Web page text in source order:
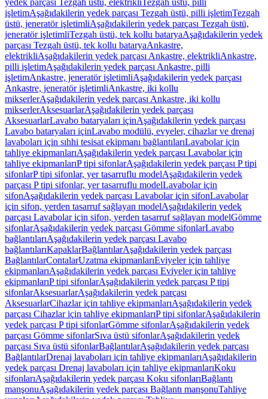
yedek parçası Tezgah üstü, elektrikli Tezgah üstü, pilli
işletimAşağıdakilerin yedek parçası Tezgah üstü, pilli işletimTezgah
üstü, jeneratör işletimliAşağıdakilerin yedek parçası Tezgah üstü,
jeneratör işletimliTezgah üstü, tek kollu bataryaAşağıdakilerin yedek
parçası Tezgah üstü, tek kollu bataryaAnkastre,
elektrikliAşağıdakilerin yedek parçası Ankastre, elektrikliAnkastre,
pilli işletimAşağıdakilerin yedek parçası Ankastre, pilli
işletimAnkastre, jeneratör işletimliAşağıdakilerin yedek parçası
Ankastre, jeneratör işletimliAnkastre, iki kollu
mikserlerAşağıdakilerin yedek parçası Ankastre, iki kollu
mikserlerAksesuarlarAşağıdakilerin yedek parçası
AksesuarlarLavabo bataryaları içinAşağıdakilerin yedek parçası
Lavabo bataryaları içinLavabo modülü, evyeler, cihazlar ve drenaj
lavaboları için sıhhi tesisat ekipmanı bağlantılarıLavabolar için
tahliye ekipmanlarıAşağıdakilerin yedek parçası Lavabolar için
tahliye ekipmanlarıP tipi sifonlarAşağıdakilerin yedek parçası P tipi
sifonlarP tipi sifonlar, yer tasarruflu modelAşağıdakilerin yedek
parçası P tipi sifonlar, yer tasarruflu modelLavabolar için
sifonAşağıdakilerin yedek parçası Lavabolar için sifonLavabolar
için sifon, yerden tasarruf sağlayan modelAşağıdakilerin yedek
parçası Lavabolar için sifon, yerden tasarruf sağlayan modelGömme
sifonlarAşağıdakilerin yedek parçası Gömme sifonlarLavabo
bağlantılarıAşağıdakilerin yedek parçası Lavabo
bağlantılarıKapaklarBağlantılarAşağıdakilerin yedek parçası
BağlantılarContalarUzatma ekipmanlarıEviyeler için tahliye
ekipmanlarıAşağıdakilerin yedek parçası Eviyeler için tahliye
ekipmanlarıP tipi sifonlarAşağıdakilerin yedek parçası P tipi
sifonlarAksesuarlarAşağıdakilerin yedek parçası
AksesuarlarCihazlar için tahliye ekipmanlarıAşağıdakilerin yedek
parçası Cihazlar için tahliye ekipmanlarıP tipi sifonlarAşağıdakilerin
yedek parçası P tipi sifonlarGömme sifonlarAşağıdakilerin yedek
parçası Gömme sifonlarSıva üstü sifonlarAşağıdakilerin yedek
parçası Sıva üstü sifonlarBağlantılarAşağıdakilerin yedek parçası
BağlantılarDrenaj lavaboları için tahliye ekipmanlarıAşağıdakilerin
yedek parçası Drenaj lavaboları için tahliye ekipmanlarıKoku
sifonlarıAşağıdakilerin yedek parçası Koku sifonlarıBağlantı
manşonuAşağıdakilerin yedek parçası Bağlantı manşonuTahliye